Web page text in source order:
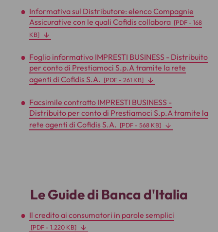
Informativa sul Distributore: elenco Compagnie
Assicurative con le quali Cofidis collabora [PDF - 168
KB]
Foglio informativo IMPRESTI BUSINESS - Distribuito
per conto di Prestiamoci S.p.A tramite la rete
agenti di Cofidis S.A. [PDF - 261 KB]
Facsimile contratto IMPRESTI BUSINESS -
Distribuito per conto di Prestiamoci S.p.A tramite la
rete agenti di Cofidis S.A. [PDF - 568 KB]
Le Guide di Banca d'Italia
Il credito ai consumatori in parole semplici
[PDF - 1.220 KB]